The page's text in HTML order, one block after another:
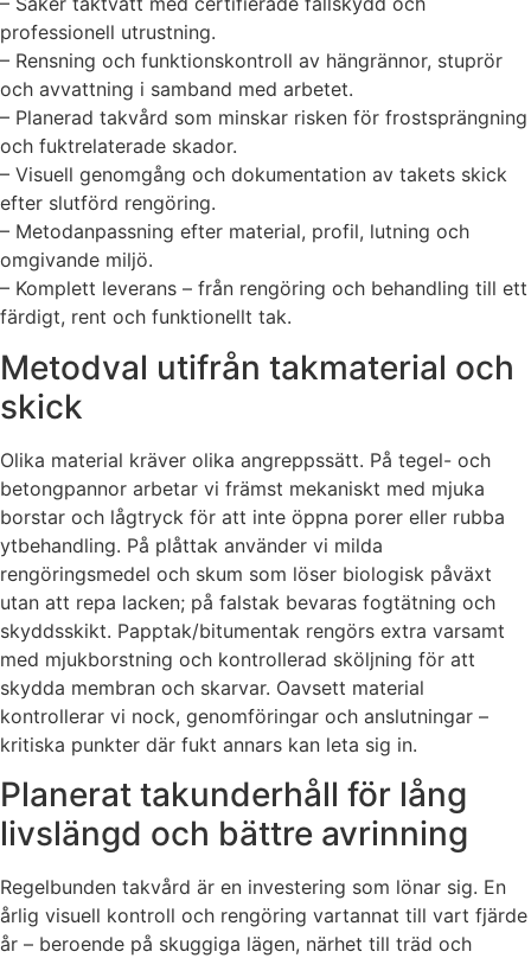
professionell utrustning.
– Rensning och funktionskontroll av hängrännor, stuprör
och avvattning i samband med arbetet.
– Planerad takvård som minskar risken för frostsprängning
och fuktrelaterade skador.
– Visuell genomgång och dokumentation av takets skick
efter slutförd rengöring.
– Metodanpassning efter material, profil, lutning och
omgivande miljö.
– Komplett leverans – från rengöring och behandling till ett
färdigt, rent och funktionellt tak.
Metodval utifrån takmaterial och
skick
Olika material kräver olika angreppssätt. På tegel- och
betongpannor arbetar vi främst mekaniskt med mjuka
borstar och lågtryck för att inte öppna porer eller rubba
ytbehandling. På plåttak använder vi milda
rengöringsmedel och skum som löser biologisk påväxt
utan att repa lacken; på falstak bevaras fogtätning och
skyddsskikt. Papptak/bitumentak rengörs extra varsamt
med mjukborstning och kontrollerad sköljning för att
skydda membran och skarvar. Oavsett material
kontrollerar vi nock, genomföringar och anslutningar –
kritiska punkter där fukt annars kan leta sig in.
Planerat takunderhåll för lång
livslängd och bättre avrinning
Regelbunden takvård är en investering som lönar sig. En
årlig visuell kontroll och rengöring vartannat till vart fjärde
år – beroende på skuggiga lägen, närhet till träd och